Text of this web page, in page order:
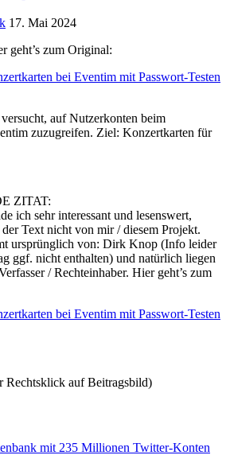
17. Mai 2024
geht’s zum Original:
bei Eventim mit Passwort-Testen
auf Nutzerkonten beim
zuzugreifen. Ziel: Konzertkarten für
ZITAT:
ich sehr interessant und lesenswert,
Text nicht von mir / diesem Projekt.
ursprünglich von: Dirk Knop (Info leider
ggf. nicht enthalten) und natürlich liegen
/ Rechteinhaber. Hier geht’s zum
bei Eventim mit Passwort-Testen
Rechtsklick auf Beitragsbild)